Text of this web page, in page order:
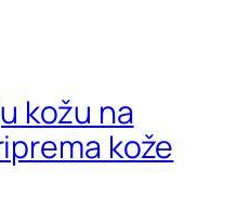
kožu na
kože